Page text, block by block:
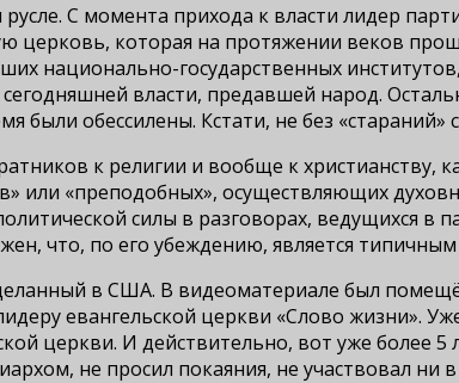
С момента прихода к власти лидер
церковь, которая на протяжении веков
национально-государственных
власти, предавшей народ.
были обессилены. Кстати, не без «стараний»
к религии и вообще к христианству,
или «преподобных», осуществляющих
силы в разговорах, ведущихся в
что, по его убеждению, является
в США. В видеоматериале был
евангельской церкви «Слово жизни».
церкви. И действительно, вот уже более
не просил покаяния, не участвовал ни